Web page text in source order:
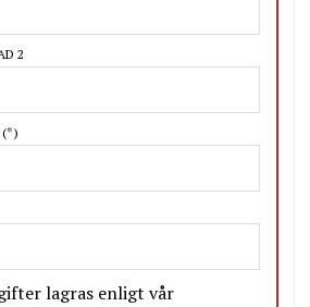
2
(*)
lagras enligt vår